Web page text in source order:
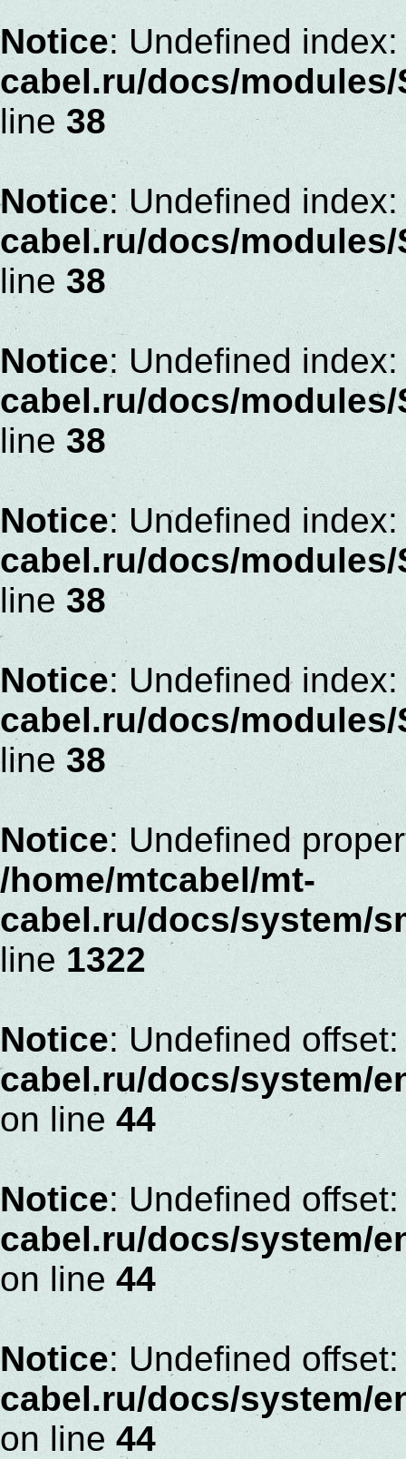
Notice: Undefined
cabel.ru/docs/
line 38
Notice: Undefined
cabel.ru/docs/
line 38
Notice: Undefined
cabel.ru/docs/
line 38
Notice: Undefined
cabel.ru/docs/
line 38
Notice: Undefined
cabel.ru/docs/
line 38
Notice: Undefined
/home/mtcabel/mt-
cabel.ru/docs/system/
line 1322
Notice: Undefined
cabel.ru/docs/system/
on line 44
Notice: Undefined
cabel.ru/docs/system/
on line 44
Notice: Undefined
cabel.ru/docs/system/
on line 44